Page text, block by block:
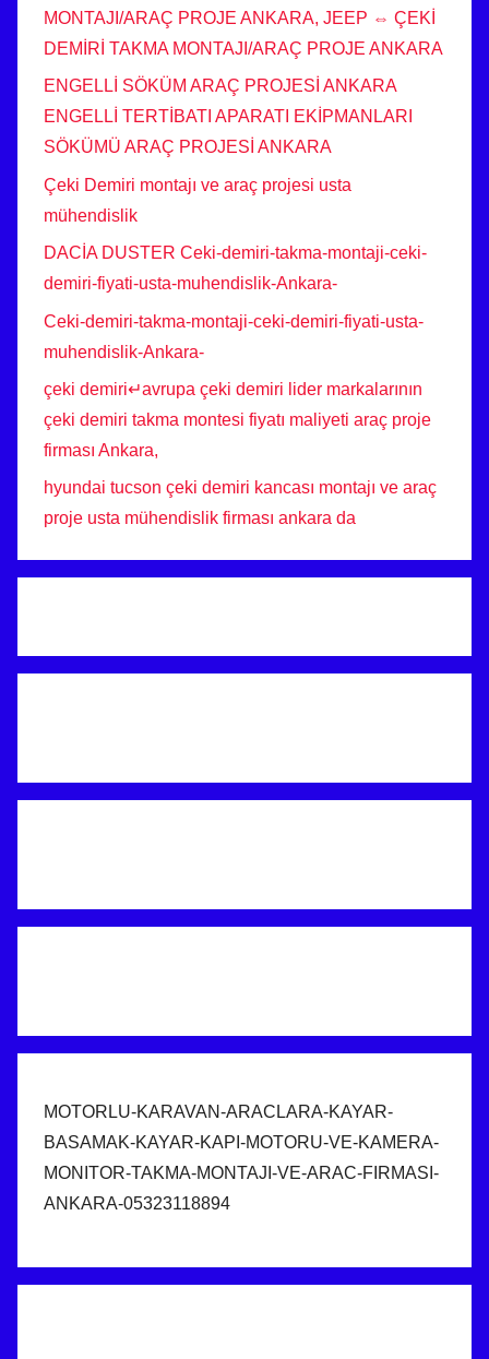
MONTAJI/ARAÇ PROJE ANKARA, JEEP ⇔ ÇEKİ
DEMİRİ TAKMA MONTAJI/ARAÇ PROJE ANKARA
ENGELLİ SÖKÜM ARAÇ PROJESİ ANKARA
ENGELLİ TERTİBATI APARATI EKİPMANLARI
SÖKÜMÜ ARAÇ PROJESİ ANKARA
Çeki Demiri montajı ve araç projesi usta
mühendislik
DACİA DUSTER Ceki-demiri-takma-montaji-ceki-
demiri-fiyati-usta-muhendislik-Ankara-
Ceki-demiri-takma-montaji-ceki-demiri-fiyati-usta-
muhendislik-Ankara-
çeki demiri↵avrupa çeki demiri lider markalarının
çeki demiri takma montesi fiyatı maliyeti araç proje
firması Ankara,
hyundai tucson çeki demiri kancası montajı ve araç
proje usta mühendislik firması ankara da
MOTORLU-KARAVAN-ARACLARA-KAYAR-
BASAMAK-KAYAR-KAPI-MOTORU-VE-KAMERA-
MONITOR-TAKMA-MONTAJI-VE-ARAC-FIRMASI-
ANKARA-05323118894